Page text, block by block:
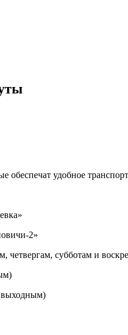
удобное
2»
четвергам, субботам и
выходным)